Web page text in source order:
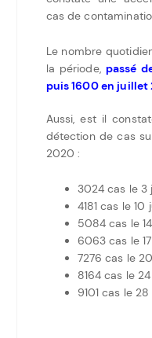
cas de
Le nombre
la période, passé
puis 1600 en juillet
Aussi, est il
détection de cas
2020 :
3024 cas le 3
4181 cas le 10
5084 cas le
6063 cas le
7276 cas le
8164 cas le
9101 cas le